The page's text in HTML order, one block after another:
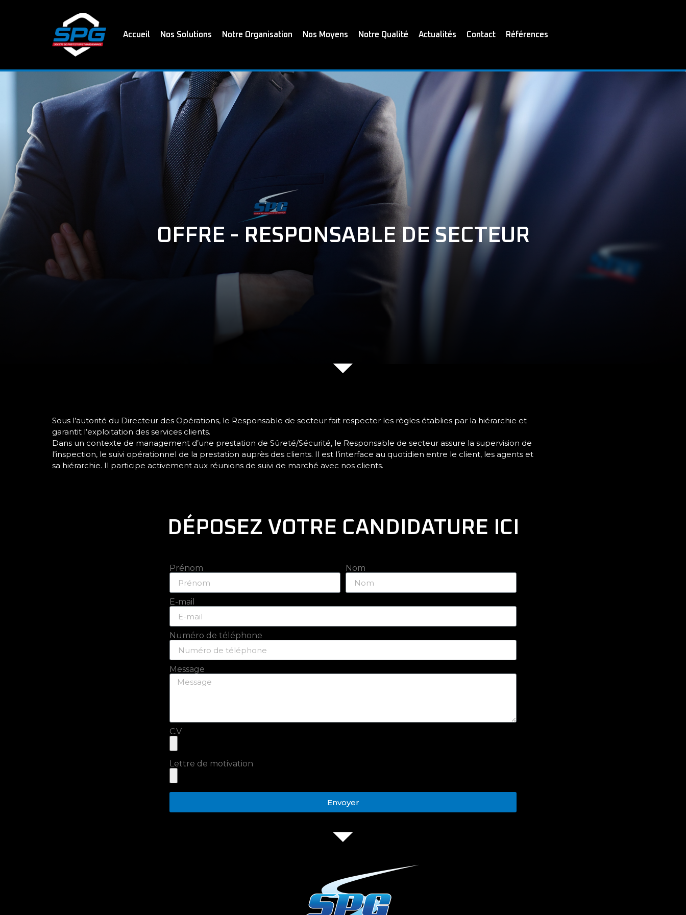
Accueil Nos Solutions Notre Organisation Nos Moyens Notre Qualité Actualités Contact Références
OFFRE - RESPONSABLE DE SECTEUR
Sous l’autorité du Directeur des Opérations, le Responsable de secteur fait respecter les règles établies par la hiérarchie et
garantit l’exploitation des services clients.
Dans un contexte de management d’une prestation de Sûreté/Sécurité, le Responsable de secteur assure la supervision de
l’inspection, le suivi opérationnel de la prestation auprès des clients. Il est l’interface au quotidien entre le client, les agents et
sa hiérarchie. Il participe activement aux réunions de suivi de marché avec nos clients.
DÉPOSEZ VOTRE CANDIDATURE ICI
Prénom Nom
E-mail
Numéro de téléphone
Message
C.V
Lettre de motivation
Envoyer